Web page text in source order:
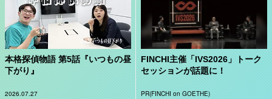
本格探偵物語 第5話『いつもの昼
下がり』
2026.07.27
FINCHI主催「IVS2026」トーク
セッションが話題に！
PR(FINCHI on GOETHE)